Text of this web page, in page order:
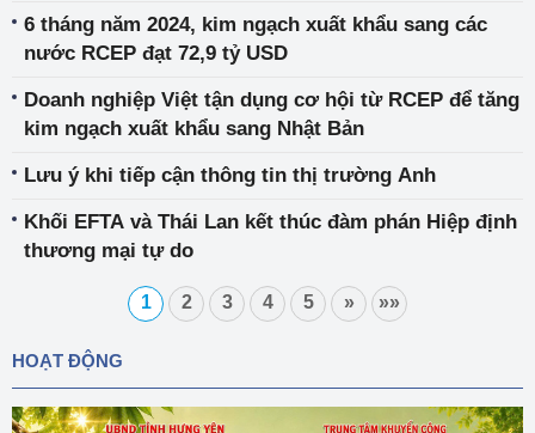
6 tháng năm 2024, kim ngạch xuất khẩu sang các
nước RCEP đạt 72,9 tỷ USD
Doanh nghiệp Việt tận dụng cơ hội từ RCEP để tăng
kim ngạch xuất khẩu sang Nhật Bản
Lưu ý khi tiếp cận thông tin thị trường Anh
Khối EFTA và Thái Lan kết thúc đàm phán Hiệp định
thương mại tự do
1 2 3 4 5 » »»
HOẠT ĐỘNG